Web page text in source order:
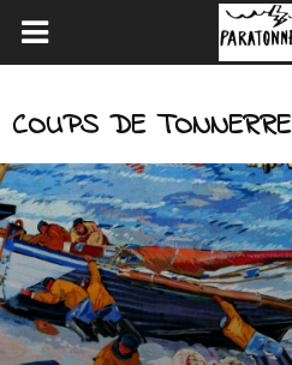
COUPS DE TONNERRE